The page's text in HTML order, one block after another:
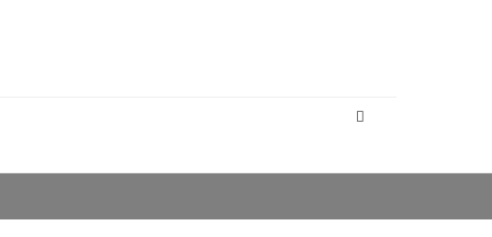
CORRIDA AMIGA NA WEB – NOVAS FOTOS